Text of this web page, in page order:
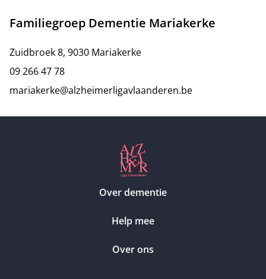
Familiegroep Dementie Mariakerke
Zuidbroek 8, 9030 Mariakerke
09 266 47 78
mariakerke@alzheimerligavlaanderen.be
Over dementie
Help mee
Over ons